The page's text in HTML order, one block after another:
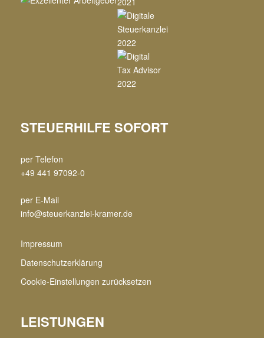
STEUERHILFE SOFORT
per Telefon
+49 441 97092-0
per E-Mail
info@steuerkanzlei-kramer.de
Impressum
Datenschutzerklärung
Cookie-Einstellungen zurücksetzen
LEISTUNGEN